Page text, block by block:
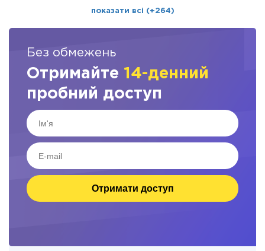
показати всі (+264)
Без обмежень
Отримайте 14-денний
пробний доступ
Отримати доступ